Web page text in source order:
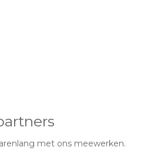
met ons meewerken.